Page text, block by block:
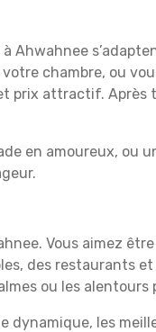
Ahwahnee
chambre, ou
attractif. Après
en amoureux, ou
Vous aimez
des restaurants
ou les
dynamique, les